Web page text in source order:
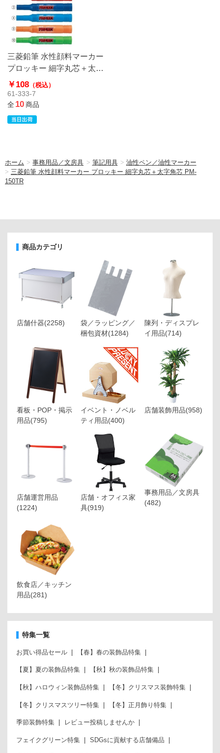
三菱鉛筆 水性顔料マーカー
プロッキー 細字丸芯＋太字
角芯 PM-150TR
￥108 （税込）
61-333-7
全10商品
ホーム >事務用品／文房具 > 筆記用具 > 油性ペン／油性マーカー
> 三菱鉛筆 水性顔料マーカー プロッキー 細字丸芯＋太字角芯 PM-
150TR
商品カテゴリ
店舗什器(2258)
袋／ラッピング／
梱包資材(1284)
陳列・ディスプレ
イ用品(714)
看板・POP・掲示
用品(795)
イベント・ノベル
ティ用品(400)
店舗装飾用品(958)
店舗運営用品
(1224)
店舗・オフィス家
具(919)
事務用品／文房具
(482)
飲食店／キッチン
用品(281)
特集一覧
お買い得品セール 【春】春の装飾品特集
【夏】夏の装飾品特集 【秋】秋の装飾品特集
【秋】ハロウィン装飾品特集 【冬】クリスマス装飾特集
【冬】クリスマスツリー特集 【冬】正月飾り特集
季節装飾特集 レビュー投稿しませんか
フェイクグリーン特集 SDGsに貢献する店舗備品